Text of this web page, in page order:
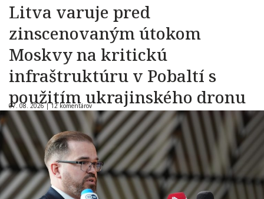
Litva varuje pred
zinscenovaným útokom
Moskvy na kritickú
infraštruktúru v Pobaltí s
použitím ukrajinského dronu
07. 08. 2026 |12 komentárov